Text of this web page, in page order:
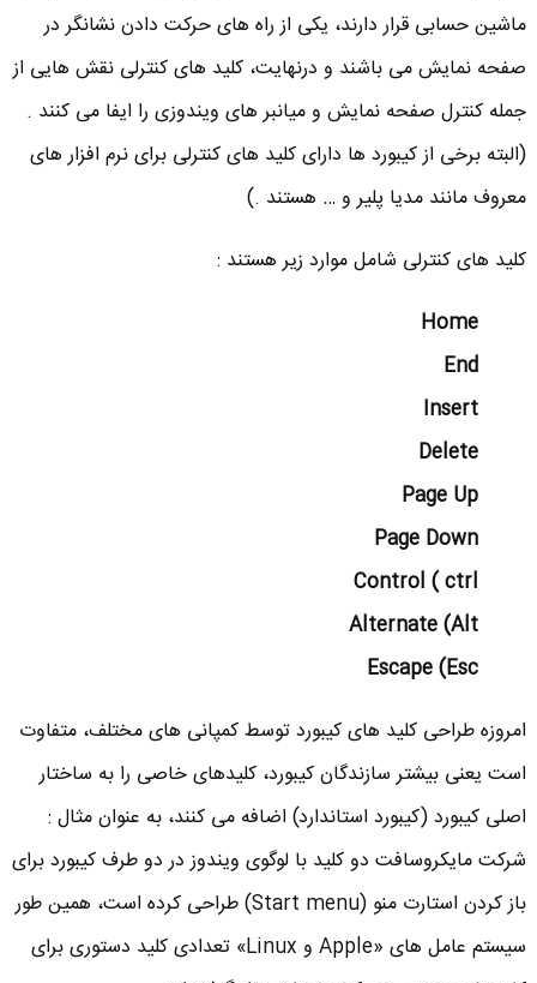
ماشین حسابی قرار دارند، یکی از راه های حرکت دادن نشانگر در
صفحه نمایش می باشند و درنهایت، کلید های کنترلی نقش هایی از
جمله کنترل صفحه نمایش و میانبر های ویندوزی را ایفا می کنند .
(البته برخی از کیبورد ها دارای کلید های کنترلی برای نرم افزار های
معروف مانند مدیا پلیر و … هستند .)
کلید های کنترلی شامل موارد زیر هستند :
Home
End
Insert
Delete
Page Up
Page Down
Control ( ctrl
Alternate (Alt
Escape (Esc
امروزه طراحی کلید های کیبورد توسط کمپانی های مختلف، متفاوت
است یعنی بیشتر سازندگان کیبورد، کلیدهای خاصی را به ساختار
اصلی کیبورد (کیبورد استاندارد) اضافه می کنند، به عنوان مثال :
شرکت مایکروسافت دو کلید با لوگوی ویندوز در دو طرف کیبورد برای
باز کردن استارت منو (Start menu) طراحی کرده است، همین طور
سیستم عامل های «Apple و Linux» تعدادی کلید دستوری برای